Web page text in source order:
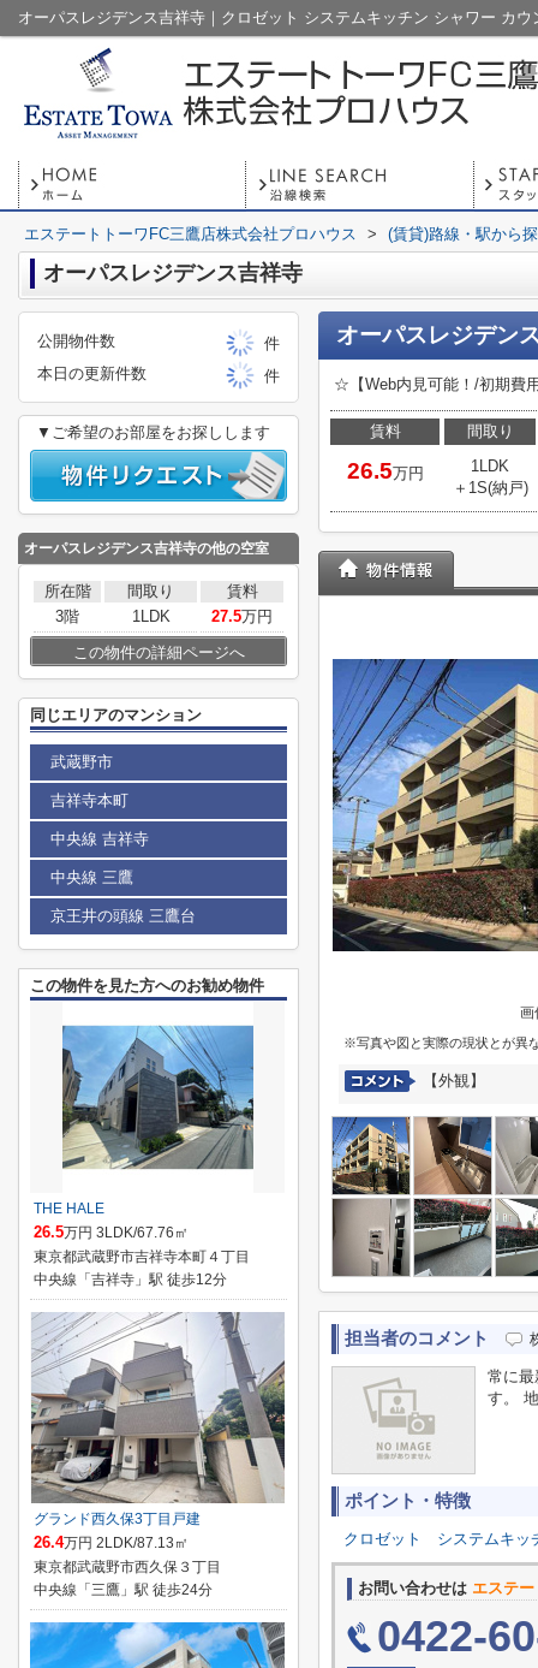
エステートトーワFC三鷹店株式会社プロハウス > (賃貸)路線・駅から
オーパスレジデンス吉祥寺
オーパスレジデン
☆【Web内見可能！/初期費
賃料
26.5万円
間取り
1LDK
＋1S(納戸)
画
※写真や図と実際の現状とが異
【外観】
担当者のコメント
常に最
す。
ポイント・特徴
クロゼット システムキッ
お問い合わせは エステ
0422-
公開物件数
件
本日の更新件数
件
▼ご希望のお部屋をお探しします
オーパスレジデンス吉祥寺の他の空室
所在階 間取り
賃料
3階
1LDK 27.5万円
この物件の詳細ページへ
同じエリアのマンション
武蔵野市
吉祥寺本町
中央線 吉祥寺
中央線 三鷹
京王井の頭線 三鷹台
この物件を見た方へのお勧め物件
THE HALE
26.5万円 3LDK/67.76㎡
東京都武蔵野市吉祥寺本町４丁目
中央線「吉祥寺」駅 徒歩12分
グランド西久保3丁目戸建
26.4万円 2LDK/87.13㎡
東京都武蔵野市西久保３丁目
中央線「三鷹」駅 徒歩24分